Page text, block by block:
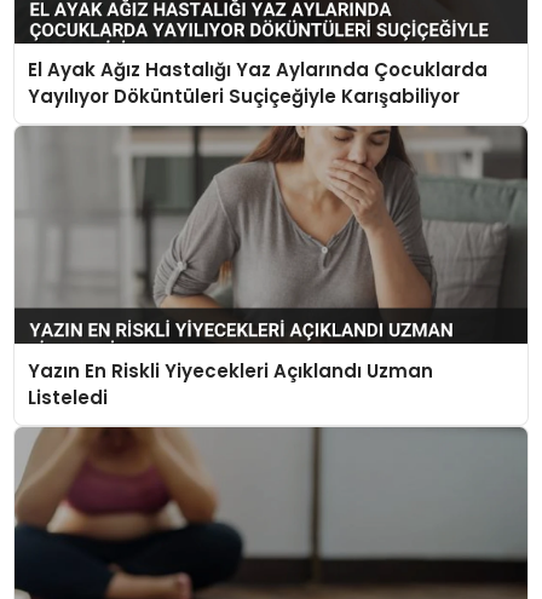
El Ayak Ağız Hastalığı Yaz Aylarında Çocuklarda
Yayılıyor Döküntüleri Suçiçeğiyle Karışabiliyor
Yazın En Riskli Yiyecekleri Açıklandı Uzman
Listeledi